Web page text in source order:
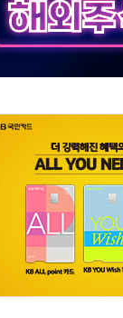
연설서 신경전 고조
"·野 "졸속 국정"